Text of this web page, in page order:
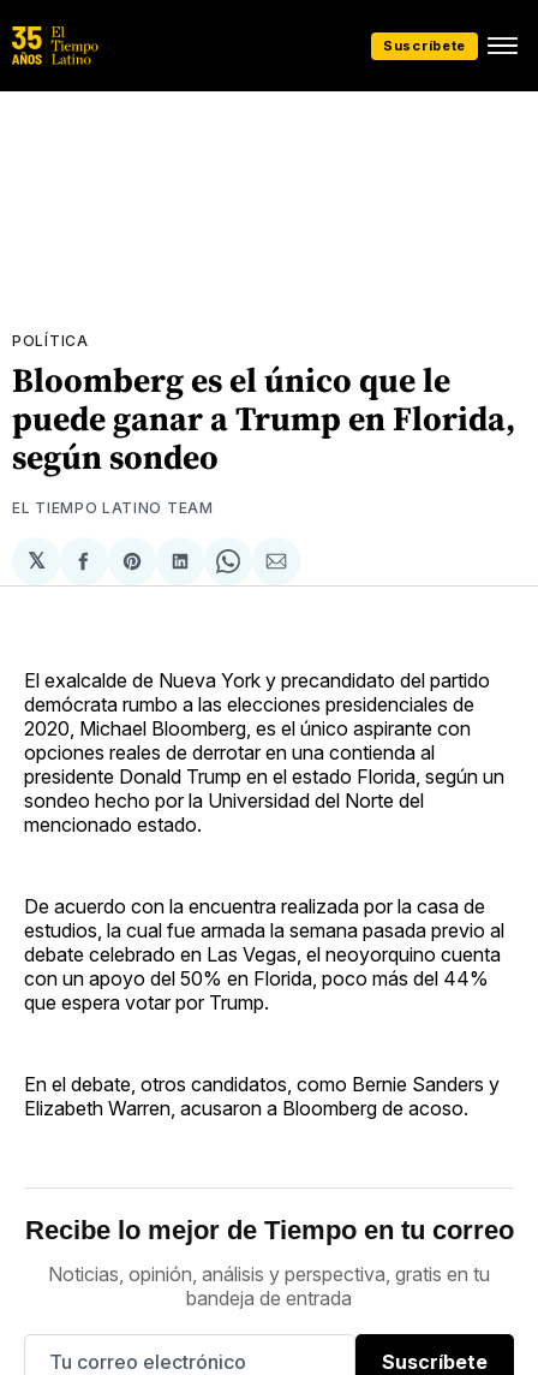
Suscríbete
POLÍTICA
Bloomberg es el único que le
puede ganar a Trump en Florida,
según sondeo
EL TIEMPO LATINO TEAM
𝕏
Compartir
en
Share
on
Compartir
en
Share
on
Compartir
via
El exalcalde de Nueva York y precandidato del partido
demócrata rumbo a las elecciones presidenciales de
2020, Michael Bloomberg, es el único aspirante con
opciones reales de derrotar en una contienda al
presidente Donald Trump en el estado Florida, según un
sondeo hecho por la Universidad del Norte del
mencionado estado.
De acuerdo con la encuentra realizada por la casa de
estudios, la cual fue armada la semana pasada previo al
debate celebrado en Las Vegas, el neoyorquino cuenta
con un apoyo del 50% en Florida, poco más del 44%
que espera votar por Trump.
En el debate, otros candidatos, como Bernie Sanders y
Elizabeth Warren, acusaron a Bloomberg de acoso.
Recibe lo mejor de Tiempo en tu correo
Noticias, opinión, análisis y perspectiva, gratis en tu
bandeja de entrada
Suscríbete